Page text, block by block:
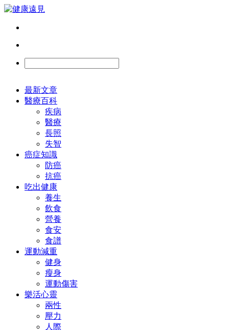
最新文章
醫療百科
疾病
醫療
長照
失智
癌症知識
防癌
抗癌
吃出健康
養生
飲食
營養
食安
食譜
運動減重
健身
瘦身
運動傷害
樂活心靈
兩性
壓力
人際